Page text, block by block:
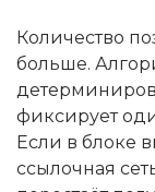
Количество
больше.
фиксирует
Если в блоке
ссылочная